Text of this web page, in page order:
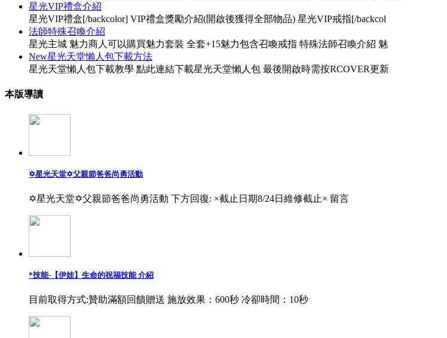
星光VIP禮盒介紹
星光VIP禮盒[/backcolor] VIP禮盒獎勵介紹(開啟後獲得全部物品) 星光VIP戒指[/backcol
法師特殊召喚介紹
星光主城 魅力商人可以購買魅力套裝 全套+15魅力包含召喚戒指 特殊法師召喚介紹 魅
New星光天堂懶人包下載方法
星光天堂懶人包下載教學 點此連結下載星光天堂懶人包 最後開啟時需按RCOVER更新
本版導讀
✡星光天堂✡父親節爸爸尚勇活動
✡星光天堂✡父親節爸爸尚勇活動 下方回復: ×截止日期8/24日維修截止× 留言
*技能-【伊娃】生命的祝福技能 介紹
目前取得方式:贊助滿額回饋贈送 施放效果：600秒 冷卻時間：10秒